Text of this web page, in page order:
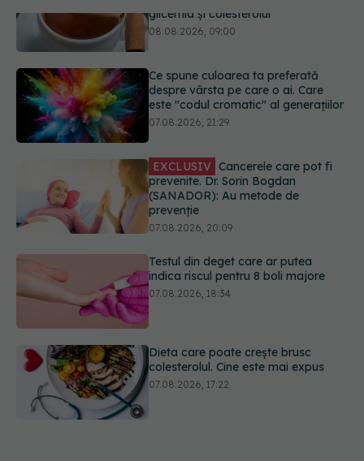
Ce spune culoarea ta preferată
07.08.2026, 21:29
EXCLUSIV Cancerele care pot fi
(SANADOR): Au metode de
prevenție
07.08.2026, 20:09
Testul din deget care ar putea
indica riscul pentru 8 boli majore
07.08.2026, 18:34
07.08.2026, 17:22